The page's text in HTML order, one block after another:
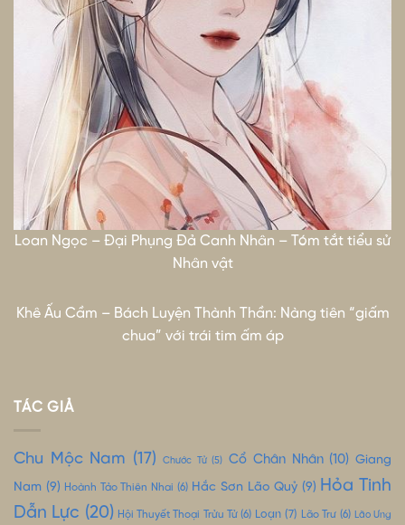
Loan Ngọc – Đại Phụng Đả Canh Nhân – Tóm tắt tiểu sử
Nhân vật
Khê Ấu Cầm – Bách Luyện Thành Thần: Nàng tiên “giấm
chua” với trái tim ấm áp
TÁC GIẢ
Chu Mộc Nam (17) Chước Tử(5) Cổ Chân Nhân(10) Giang
Nam (9) Hoành Tảo Thiên Nhai (6) Hắc Sơn Lão Quỷ (9) Hỏa Tinh
Dẫn Lực (20) Hội Thuyết Thoại Trửu Tử(6) Loạn (7) Lão Trư (6) Lão Ưng